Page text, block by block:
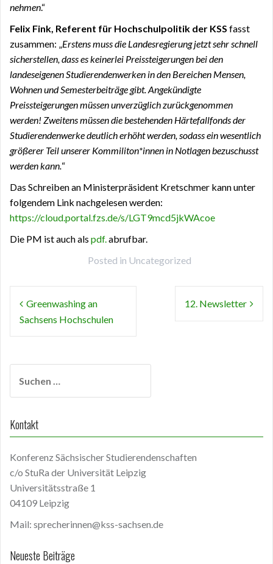
nehmen.“
Felix Fink, Referent für Hochschulpolitik der KSS fasst
zusammen: „ Erstens muss die Landesregierung jetzt sehr schnell
sicherstellen, dass es keinerlei Preissteigerungen bei den
landeseigenen Studierendenwerken in den Bereichen Mensen,
Wohnen und Semesterbeiträge gibt. Angekündigte
Preissteigerungen müssen unverzüglich zurückgenommen
werden! Zweitens müssen die bestehenden Härtefallfonds der
Studierendenwerke deutlich erhöht werden, sodass ein wesentlich
größerer Teil unserer Kommiliton*innen in Notlagen bezuschusst
werden kann. “
Das Schreiben an Ministerpräsident Kretschmer kann unter
folgendem Link nachgelesen werden:
https://cloud.portal.fzs.de/s/LGT9mcd5jkWAcoe
Die PM ist auch als pdf. abrufbar.
Posted in Uncategorized
Beitragsnavigation
Greenwashing an
Sachsens Hochschulen
12. Newsletter
nach:
Kontakt
Konferenz Sächsischer Studierendenschaften
c/o StuRa der Universität Leipzig
Universitätsstraße 1
04109 Leipzig
Mail: sprecherinnen@kss-sachsen.de
Neueste Beiträge